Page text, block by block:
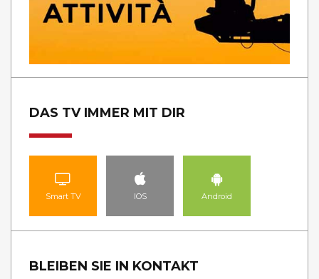
DAS TV IMMER MIT DIR
Smart TV IOS Android
BLEIBEN SIE IN KONTAKT